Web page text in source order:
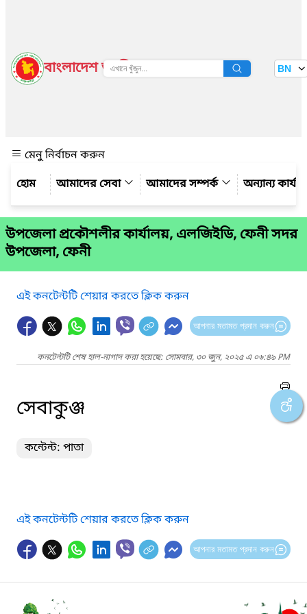
বাংলাদেশ জাতীয় তথ্য বাতায়ন BN
মেনু নির্বাচন করুন
আমাদের সেবা
আমাদের সম্পর্ক অন্যান্য
উপজেলা প্রকৌশলীর কার্যালয়, এলজিইডি, ফেনী সদর
উপজেলা, ফেনী
এই কনটেন্টটি শেয়ার করতে ক্লিক করুন
আপনার মতামত প্রদান করুন
কনটেন্টটি শেষ হাল-নাগাদ করা হয়েছে: সোমবার, ৩০ জুন, ২০২৫ এ ০৬:৪৯ PM
সেবাকুঞ্জ
কন্টেন্ট: পাতা
এই কনটেন্টটি শেয়ার করতে ক্লিক করুন
আপনার মতামত প্রদান করুন